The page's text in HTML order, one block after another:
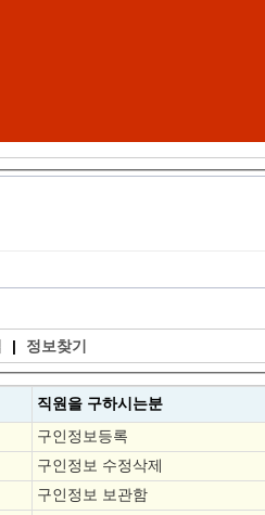
| 정보찾기
직원을 구하시는분
구인정보등록
구인정보 수정삭제
구인정보 보관함